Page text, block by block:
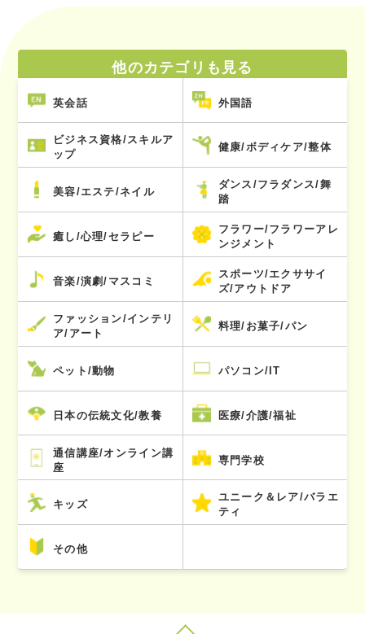
他のカテゴリも見る
英会話 外国語
ビジネス資格/スキルア
ップ
健康/ボディケア/整体
美容/エステ/ネイル
ダンス/フラダンス/舞
踏
癒し/心理/セラピー
フラワー/フラワーアレ
ンジメント
音楽/演劇/マスコミ
スポーツ/エクササイ
ズ/アウトドア
ファッション/インテリ
ア/アート
料理/お菓子/パン
ペット/動物 パソコン/IT
日本の伝統文化/教養 医療/介護/福祉
通信講座/オンライン講
座
専門学校
キッズ
ユニーク＆レア/バラエ
ティ
その他